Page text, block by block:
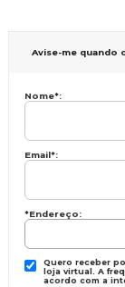
Avise-me quando
Nome*:
Email*:
*Endereço:
Quero receber
loja virtual. A
acordo com a